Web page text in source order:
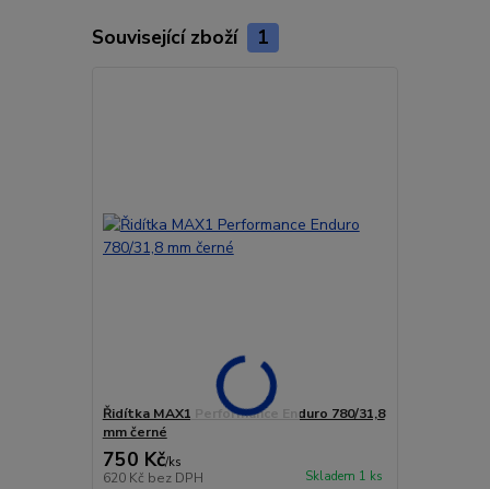
Související zboží 1
Řidítka MAX1 Performance Enduro 780/31,8
mm černé
750 Kč/ks
620 Kč bez DPH Skladem 1 ks